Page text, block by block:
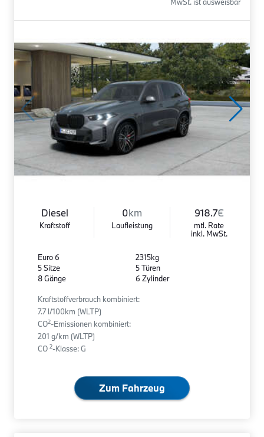
MwSt. ist ausweisbar
Diesel
Kraftstoff
0km
Laufleistung
918.7€
mtl. Rate
inkl. MwSt.
Euro 6
5 Sitze
8 Gänge
2315kg
5 Türen
6 Zylinder
Kraftstoffverbrauch kombiniert:
7.7 l/100km (WLTP)
CO2-Emissionen kombiniert:
201 g/km (WLTP)
CO 2-Klasse: G
Zum Fahrzeug